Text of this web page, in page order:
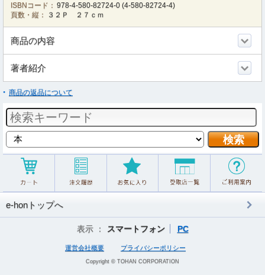
ISBNコード： 978-4-580-82724-0 (4-580-82724-4)
頁数・縦：
３２Ｐ ２７ｃｍ
商品の内容
著者紹介
商品の返品について
e-honトップへ
表示 ： スマートフォン PC
運営会社概要 プライバシーポリシー
Copyright © TOHAN CORPORATION